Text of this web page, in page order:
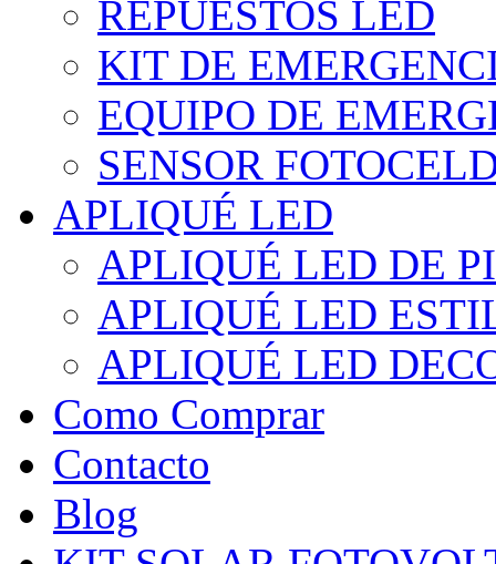
REPUESTOS LED
KIT DE
EQUIPO DE
SENSOR
APLIQUÉ LED
APLIQUÉ LED DE
APLIQUÉ LED
APLIQUÉ LED
Como Comprar
Contacto
Blog